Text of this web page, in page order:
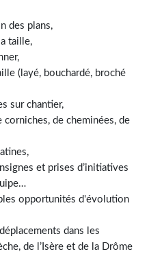
des plans,
taille,
(layé, bouchardé, broché
sur chantier,
corniches, de cheminées, de
et prises d’initiatives
opportunités d'évolution
dans les
de l’Isère et de la Drôme